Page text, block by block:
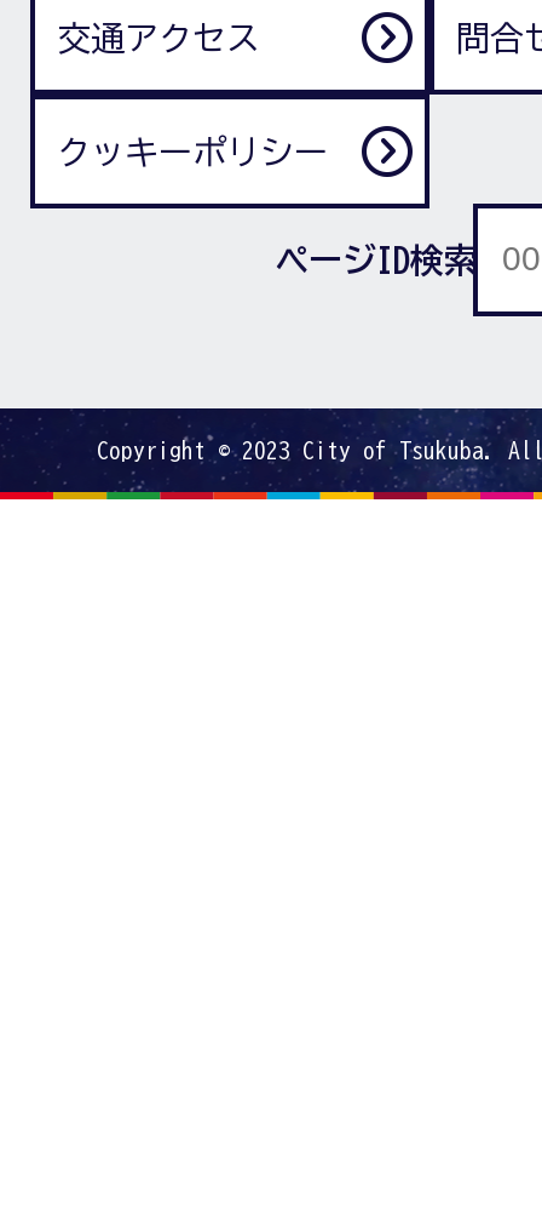
交通アクセス 問合
クッキーポリシー
ページID検索
Copyright © 2023 City of Tsukuba.